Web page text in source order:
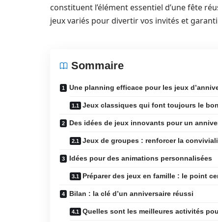
constituent l’élément essentiel d’une fête
jeux variés pour divertir vos invités et
Sommaire
Une planning efficace pour les jeux
Jeux classiques qui font toujours le
Des idées de jeux innovants pour un
Jeux de groupes : renforcer la
Idées pour des animations personnalisées
Préparer des jeux en famille : le point
Bilan : la clé d’un anniversaire réussi
Quelles sont les meilleures activités